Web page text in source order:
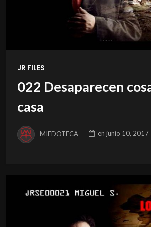
JR FILES
022 Desaparecen
casa
MIEDOTECA enjunio 10, 2017